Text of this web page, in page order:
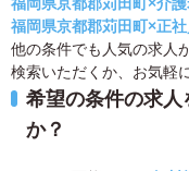
福岡県京都郡苅田町×介護
福岡県京都郡苅田町×正
他の条件でも人気の求人
検索いただくか、お気軽
希望の条件の求
か？